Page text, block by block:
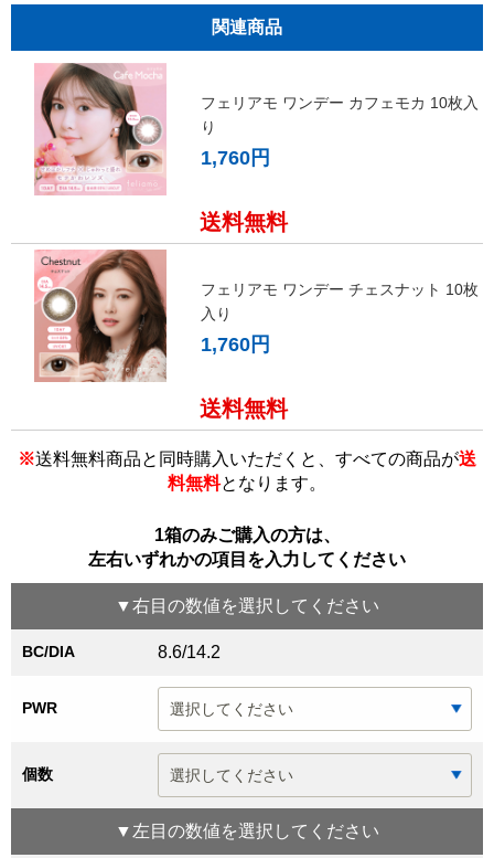
関連商品
フェリアモ ワンデー カフェモカ 10枚入
り
1,760円
送料無料
フェリアモ ワンデー チェスナット 10枚
入り
1,760円
送料無料
※送料無料商品と同時購入いただくと、すべての商品が送
料無料となります。
1箱のみご購入の方は、
左右いずれかの項目を入力してください
▼右目 の数値を選択してください
BC/DIA 8.6/14.2
PWR
個数
▼ 左目 の数値を選択してください